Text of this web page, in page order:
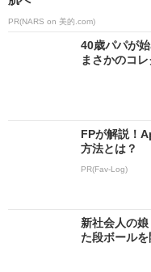
PR(NARS on 美的.com)
40歳パパが
まさかのコ
FPが解説！
方法とは？
PR(Fav-Log)
新社会人の
た段ボール